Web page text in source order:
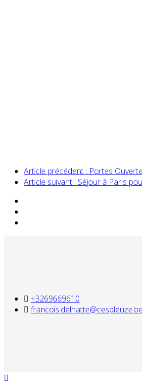
Article précédent : Portes
Article suivant : Séjour à Paris
+3269669610
francois.delnatte@cespleuze.be